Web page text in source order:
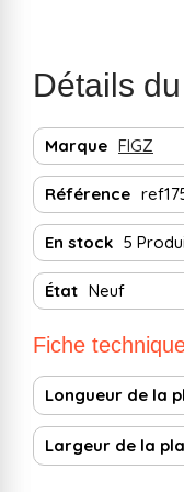
Détails
Marque FIGZ
Référence
En stock 5
État Neuf
Fiche
Longueur de la
Largeur de la